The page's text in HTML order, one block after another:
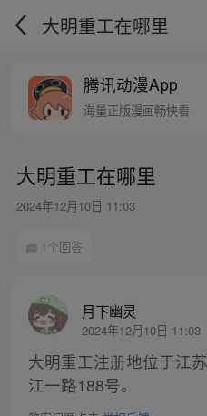
大明重工在哪里
腾讯动漫App
海量正版漫画畅快看
大明重工在哪里
2024年12月10日 11:03
1个回答
月下幽灵
2024年12月10日 11:03
大明重工注册地位于江
江一路188号。